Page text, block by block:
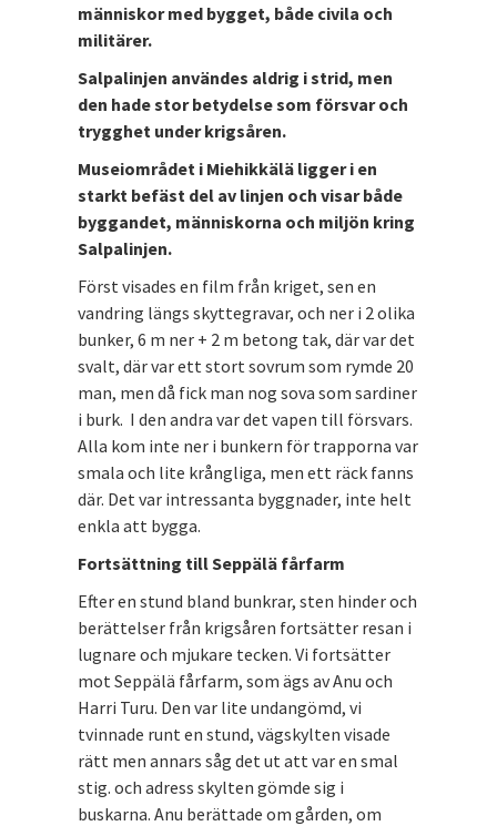
människor med bygget, både civila och
militärer.
Salpalinjen användes aldrig i strid, men
den hade stor betydelse som försvar och
trygghet under krigsåren.
Museiområdet i Miehikkälä ligger i en
starkt befäst del av linjen och visar både
byggandet, människorna och miljön kring
Salpalinjen.
Först visades en film från kriget, sen en
vandring längs skyttegravar, och ner i 2 olika
bunker, 6 m ner + 2 m betong tak, där var det
svalt, där var ett stort sovrum som rymde 20
man, men då fick man nog sova som sardiner
i burk. I den andra var det vapen till försvars.
Alla kom inte ner i bunkern för trapporna var
smala och lite krångliga, men ett räck fanns
där. Det var intressanta byggnader, inte helt
enkla att bygga.
Fortsättning till Seppälä fårfarm
Efter en stund bland bunkrar, sten hinder och
berättelser från krigsåren fortsätter resan i
lugnare och mjukare tecken. Vi fortsätter
mot Seppälä fårfarm, som ägs av Anu och
Harri Turu. Den var lite undangömd, vi
tvinnade runt en stund, vägskylten visade
rätt men annars såg det ut att var en smal
stig. och adress skylten gömde sig i
buskarna. Anu berättade om gården, om